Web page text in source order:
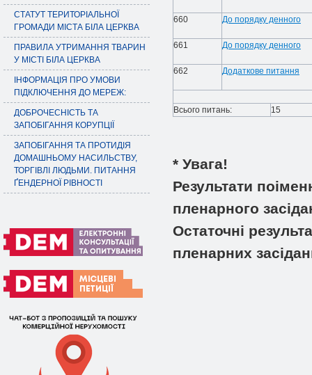
СТАТУТ ТЕРИТОРІАЛЬНОЇ
ГРОМАДИ МІСТА БІЛА ЦЕРКВА
ПРАВИЛА УТРИМАННЯ ТВАРИН
У МІСТІ БІЛА ЦЕРКВА
ІНФОРМАЦІЯ ПРО УМОВИ
ПІДКЛЮЧЕННЯ ДО МЕРЕЖ:
ДОБРОЧЕСНІСТЬ ТА
ЗАПОБІГАННЯ КОРУПЦІЇ
ЗАПОБІГАННЯ ТА ПРОТИДІЯ
ДОМАШНЬОМУ НАСИЛЬСТВУ,
ТОРГІВЛІ ЛЮДЬМИ. ПИТАННЯ
ҐЕНДЕРНОЇ РІВНОСТІ
660 До порядку денного
661 До порядку денного
662 Додаткове питання
Всього питань: 15
* Увага!
Результати
пленарного
Остаточні
пленарних